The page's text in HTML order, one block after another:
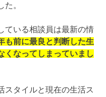
。
ている相談員は最新の情
も前に最良と判断した生
くなってしまっていまし
スタイルと現在の生活ス